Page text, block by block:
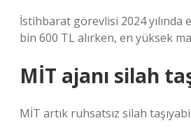
İstihbarat görevlisi 2024 yılında
bin 600 TL alırken, en yüksek
MİT ajanı silah
MİT artık ruhsatsız silah